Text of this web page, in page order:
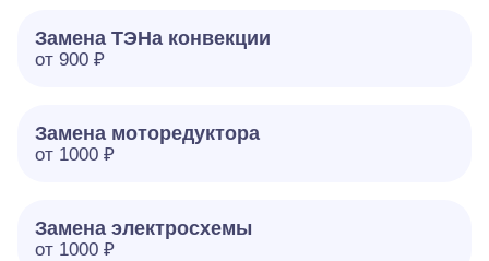
Замена ТЭНа конвекции
от 900 ₽
Замена моторедуктора
от 1000 ₽
Замена электросхемы
от 1000 ₽